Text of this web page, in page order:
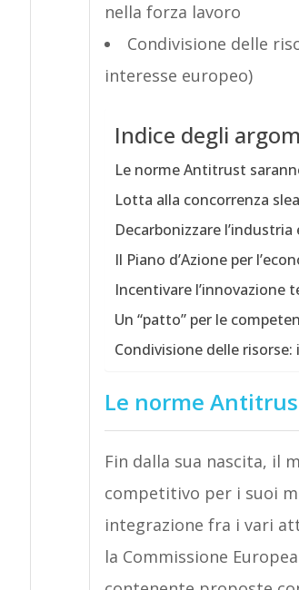
nella forza lavoro
Condivisione delle
interesse europeo)
Indice degli
Le norme Antitrust
Lotta alla concorrenza
Decarbonizzare l’industria
Il Piano d’Azione per
Incentivare l’innovazione
Un “patto” per le
Condivisione delle
Le norme
Fin dalla sua nascita, il
competitivo per i suoi
integrazione fra i vari
la Commissione